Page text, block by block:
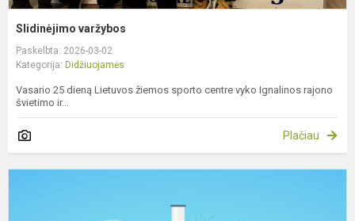
Slidinėjimo varžybos
Paskelbta: 2026-03-02
Kategorija: Didžiuojamės
Vasario 25 dieną Lietuvos žiemos sporto centre vyko Ignalinos rajono
švietimo ir...
Plačiau